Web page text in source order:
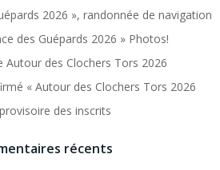
2026 », randonnée de navigation
des Guépards 2026 » Photos!
Autour des Clochers Tors 2026
« Autour des Clochers Tors 2026
des inscrits
récents